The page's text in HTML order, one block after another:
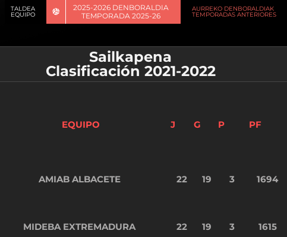
TALDEA
EQUIPO
2025-2026 DENBORALDIA
TEMPORADA 2025-26
AURREKO DENBORALDIAK
TEMPORADAS ANTERIORES
Sailkapena
Clasificación 2021-2022
EQUIPO J G P PF
AMIAB ALBACETE 22 19 3 1694
MIDEBA EXTREMADURA 22 19 3 1615